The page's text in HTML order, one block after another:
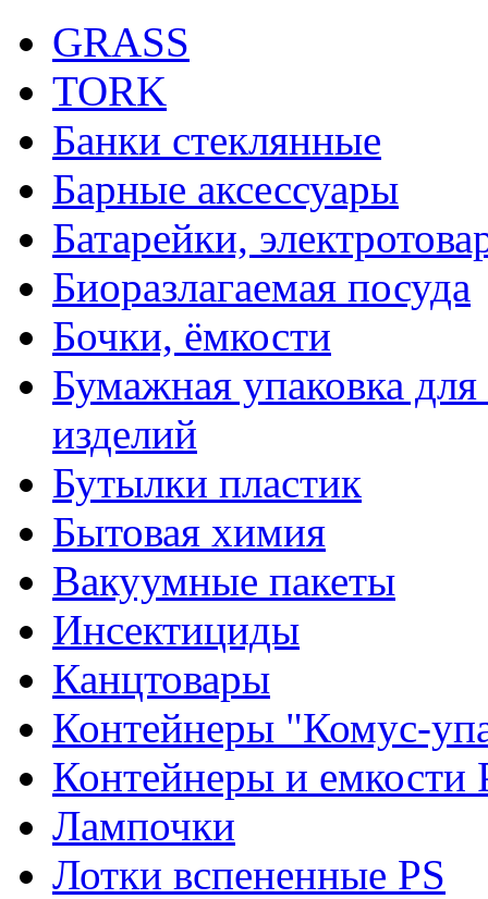
GRASS
TORK
Банки стеклянные
Барные аксессуары
Батарейки,
Биоразлагаемая посуда
Бочки, ёмкости
Бумажная упаковка
изделий
Бутылки пластик
Бытовая химия
Вакуумные пакеты
Инсектициды
Канцтовары
Контейнеры "Комус-
Контейнеры и емкости
Лампочки
Лотки вспененные PS